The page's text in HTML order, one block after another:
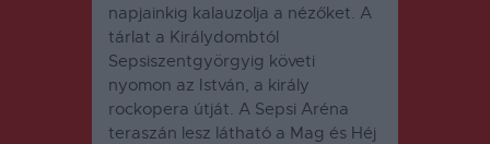
napjainkig kalauzolja a nézőket. A
tárlat a Királydombtól
Sepsiszentgyörgyig követi
nyomon az István, a király
rockopera útját. A Sepsi Aréna
teraszán lesz látható a Mag és Héj